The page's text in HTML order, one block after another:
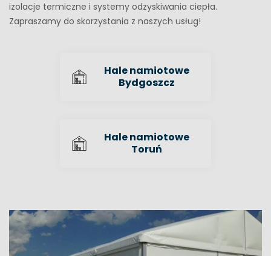
izolacje termiczne i systemy odzyskiwania ciepła.
Zapraszamy do skorzystania z naszych usług!
Hale namiotowe
Bydgoszcz
Hale namiotowe
Toruń